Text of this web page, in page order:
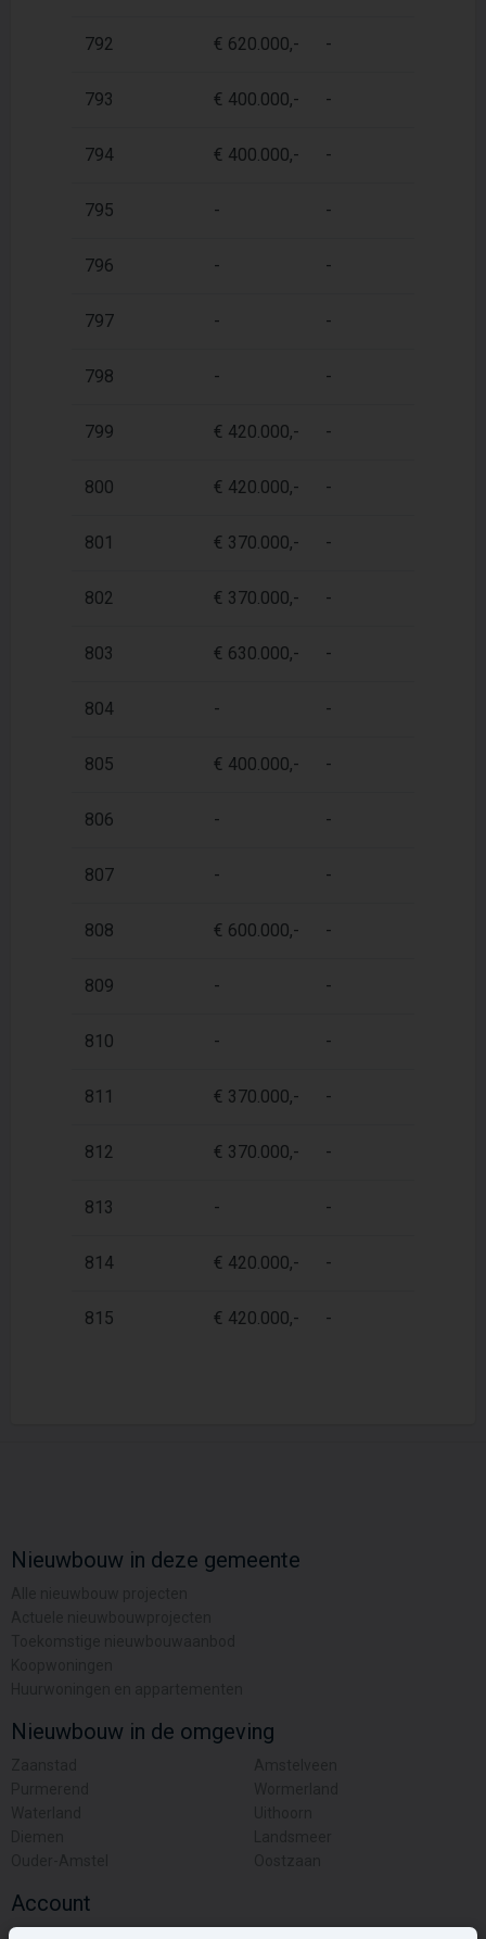
792 € 620.000,- -
793 € 400.000,- -
794 € 400.000,- -
795 - -
796 - -
797 - -
798 - -
799 € 420.000,- -
800 € 420.000,- -
801 € 370.000,- -
802 € 370.000,- -
803 € 630.000,- -
804 - -
805 € 400.000,- -
806 - -
807 - -
808 € 600.000,- -
809 - -
810 - -
811 € 370.000,- -
812 € 370.000,- -
813 - -
814 € 420.000,- -
815 € 420.000,- -
Nieuwbouw in deze gemeente
Nieuwbouw in de omgeving
Account